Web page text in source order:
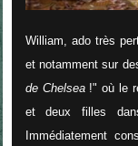
William, ado très
et notamment sur
de Chelsea!" où le
et deux filles
Immédiatement